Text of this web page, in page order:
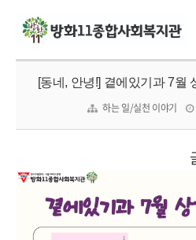
[동네, 안녕!] 곁에있기과 7월
하는 일/실천 이야기